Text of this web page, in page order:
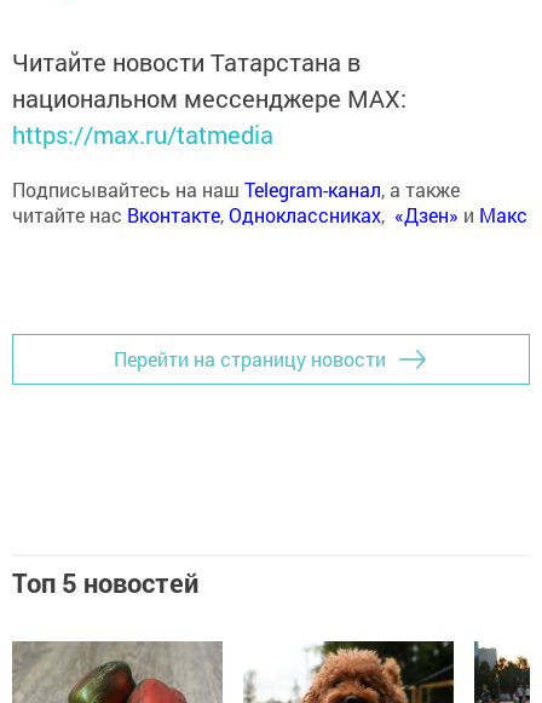
Читайте новости Татарстана в
национальном мессенджере MАХ:
https://max.ru/tatmedia
Подписывайтесь на наш Telegram-канал, а также
читайте нас Вконтакте,Одноклассниках, «Дзен» и Макс
Перейти на страницу новости
Топ 5 новостей